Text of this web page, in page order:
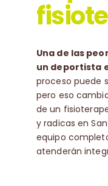
Una de las
un deportista
proceso puede
pero eso
de un
y radicas en
equipo
atenderán